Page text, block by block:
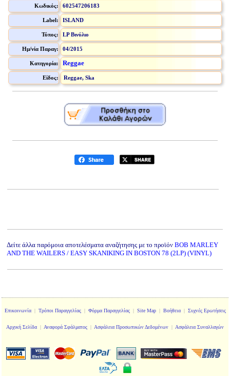
Κωδικός: 602547206183
Label: ISLAND
Τύπος: LP Βινύλιο
Ημ/νία Παραγ: 04/2015
Κατηγορία: Reggae
Είδος: Reggae, Ska
Δείτε άλλα παρόμοια αποτελέσματα αναζήτησης με το προϊόν BOB MARLEY
AND THE WAILERS / EASY SKANIKING IN BOSTON 78 (2LP) (VINYL)
Επικοινωνία| Τρόποι Παραγγελίας| Φόρμα Παραγγελίας| Site Map| Βοήθεια| Συχνές Ερωτήσεις
Αρχική Σελίδα | Αναφορά Σφάλματος | Ασφάλεια Προσωπικών Δεδομένων | Ασφάλεια Συναλλαγών